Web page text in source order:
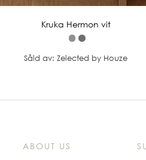
Kruka Hermon vit
Såld av: Zelected by Houze
ABOUT US